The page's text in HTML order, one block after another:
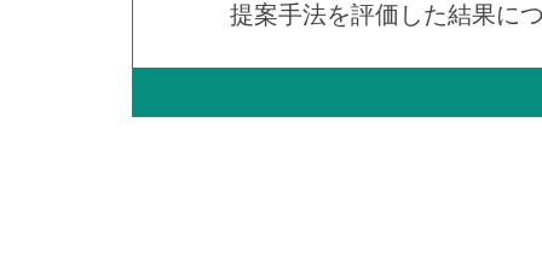
提案手法を評価した結果に